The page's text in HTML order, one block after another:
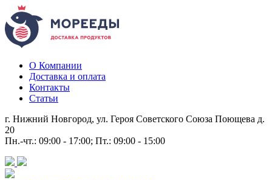
О Компании
Доставка и оплата
Контакты
Статьи
г. Нижний Новгород, ул. Героя Советского Союза Поющева д.
20
Пн.-чт.: 09:00 - 17:00; Пт.: 09:00 - 15:00